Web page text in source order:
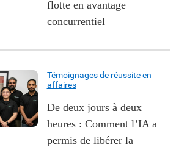
flotte en avantage
concurrentiel
Témoignages de réussite en
affaires
De deux jours à deux
heures : Comment l’IA a
permis de libérer la